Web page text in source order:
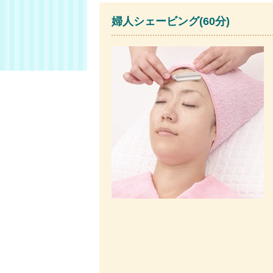
婦人シェービング(60分)